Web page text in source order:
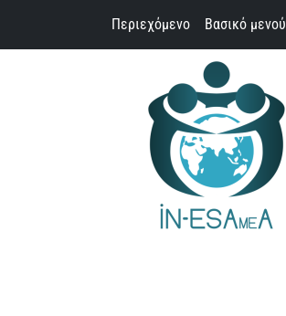
Περιεχόμενο
Βασικό μενού